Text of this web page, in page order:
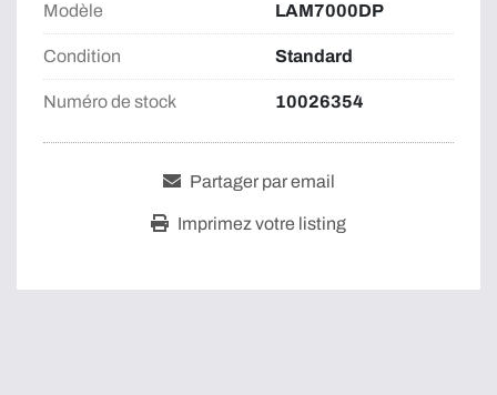
Modèle LAM7000DP
Condition Standard
Numéro de stock 10026354
Partager par email
Imprimez votre listing